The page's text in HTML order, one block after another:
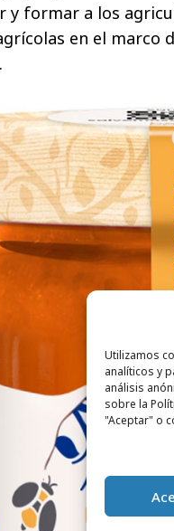
Utilizamos
analíticos y
análisis
sobre la
"Aceptar" o
y formar a los
en el marco